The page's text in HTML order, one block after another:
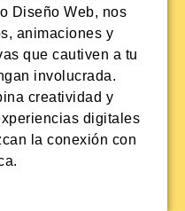
Diseño Web, nos
animaciones y
que cautiven a tu
involucrada.
creatividad y
digitales
la conexión con